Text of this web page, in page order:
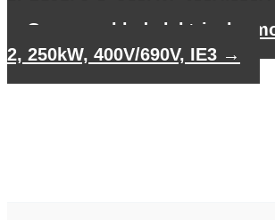
3LC315L1-2, 160kW, 400V/
Gegevensblad elektrische
2, 250kW, 400V/690V, IE3 →